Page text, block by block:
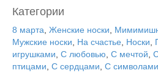
Категории
8 марта Женские носки
Мужские носки
На счастье Носки
игрушками С любовью С мечтой
птицами С сердцами С символами